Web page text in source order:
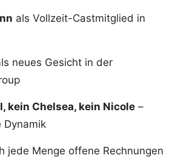
als Vollzeit-Castmitglied in
neues Gesicht in der
kein Chelsea, kein Nicole –
Dynamik
jede Menge offene Rechnungen